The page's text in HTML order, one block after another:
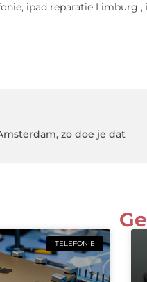
, ipad reparatie Limburg ,
zo doe je dat
TELEFONIE